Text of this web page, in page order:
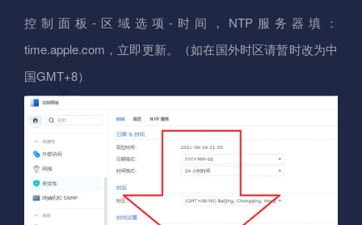
控制面板-区域选项-时间，NTP服务器填：
time.apple.com，立即更新。（如在国外时区请暂时改为中
国GMT+8）